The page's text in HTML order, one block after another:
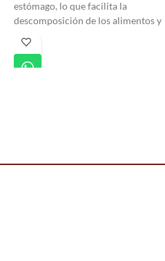
estómago, lo que facilita la
descomposición de los alimentos y
esenciales.
Absorción de nutrientes: Ayuda en
aminoácido relacionado con